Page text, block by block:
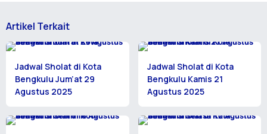
Artikel Terkait
Jadwal Sholat di Kota
Bengkulu Jum’at 29
Agustus 2025
Jadwal Sholat di Kota
Bengkulu Kamis 21
Agustus 2025